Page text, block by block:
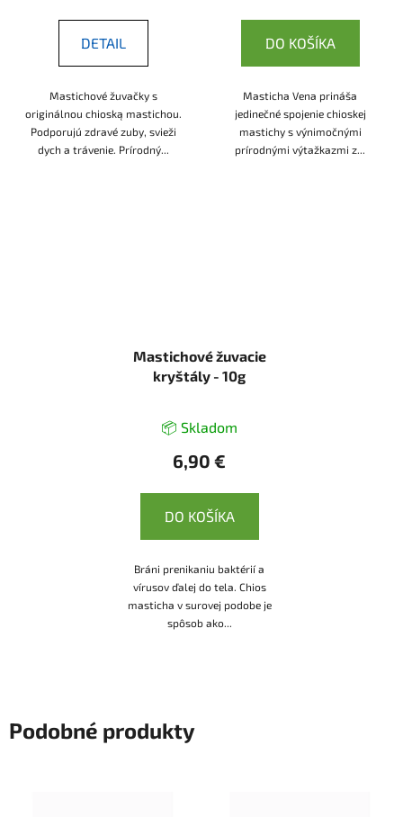
DETAIL
Mastichové žuvačky s
originálnou chioską mastichou.
Podporujú zdravé zuby, svieži
dych a trávenie. Prírodný...
DO KOŠÍKA
Masticha Vena prináša
jedinečné spojenie chioskej
mastichy s výnimočnými
prírodnými výtažkazmi z...
Mastichové žuvacie
kryštály - 10g
📦 Skladom
6,90 €
DO KOŠÍKA
Bráni prenikaniu baktérií a
vírusov ďalej do tela. Chios
masticha v surovej podobe je
spôsob ako...
Podobné produkty